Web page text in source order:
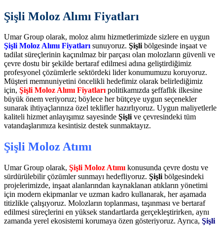
Şişli Moloz Alımı Fiyatları
Umar Group olarak, moloz alımı hizmetlerimizde sizlere en uygun
Şişli Moloz Alımı Fiyatlarısunuyoruz. Şişlibölgesinde inşaat ve
tadilat süreçlerinin kaçınılmaz bir parçası olan molozların güvenli ve
çevre dostu bir şekilde bertaraf edilmesi adına geliştirdiğimiz
profesyonel çözümlerle sektördeki lider konumumuzu koruyoruz.
Müşteri memnuniyetini öncelikli hedefimiz olarak belirlediğimiz
için, Şişli Moloz Alımı Fiyatlarıpolitikamızda şeffaflık ilkesine
büyük önem veriyoruz; böylece her bütçeye uygun seçenekler
sunarak ihtiyaçlarınıza özel teklifler hazırlıyoruz. Uygun maliyetlerle
kaliteli hizmet anlayışımız sayesinde Şişlive çevresindeki tüm
vatandaşlarımıza kesintisiz destek sunmaktayız.
Şişli Moloz Atımı
Umar Group olarak, Şişli Moloz Atımı konusunda çevre dostu ve
sürdürülebilir çözümler sunmayı hedefliyoruz. Şişli bölgesindeki
projelerimizde, inşaat alanlarından kaynaklanan atıkların yönetimi
için modern ekipmanlar ve uzman kadro kullanarak, her aşamada
titizlikle çalışıyoruz. Molozların toplanması, taşınması ve bertaraf
edilmesi süreçlerini en yüksek standartlarda gerçekleştirirken, aynı
zamanda yerel ekosistemi korumaya özen gösteriyoruz. Ayrıca, Şişli